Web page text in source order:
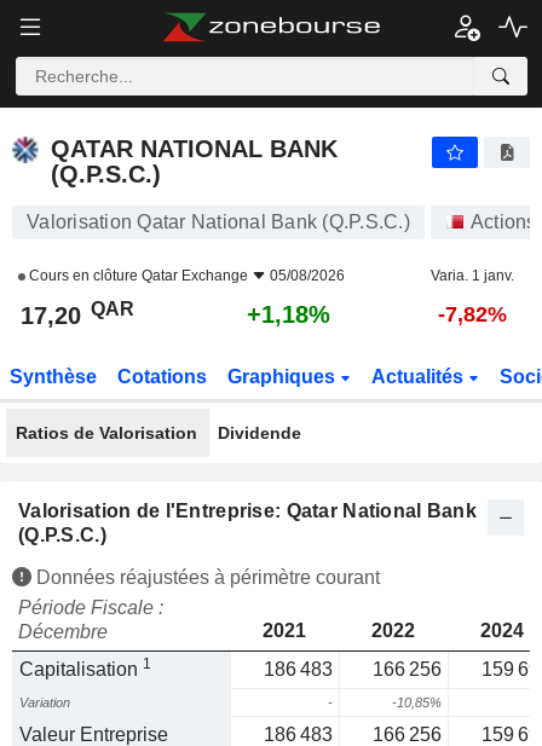
QATAR NATIONAL BANK
(Q.P.S.C.)
Valorisation Qatar National Bank (Q.P.S.C.) Actions
Cours en clôture Qatar Exchange 05/08/2026 Varia. 1 janv.
17,20 QAR +1,18% -7,82%
Synthèse Cotations Graphiques Actualités
Ratios de Valorisation Dividende
Valorisation de l'Entreprise: Qatar National Bank
(Q.P.S.C.)
Données réajustées à périmètre courant
Période Fiscale :
Décembre
2021 2022
2024
Capitalisation 1 186 483 166 256 159
Variation - -10,85%
Valeur Entreprise 186 483 166 256 159